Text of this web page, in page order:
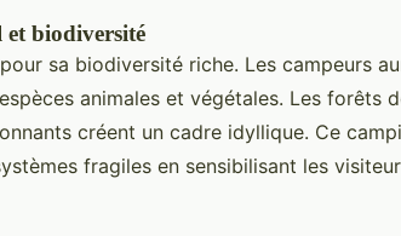
biodiversité
sa biodiversité riche. Les campeurs
animales et végétales. Les forêts
créent un cadre idyllique. Ce
fragiles en sensibilisant les